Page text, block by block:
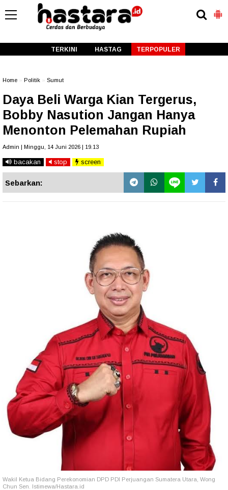
TERKINI HASTAG TERPOPULER
Home Politik Sumut
Daya Beli Warga Kian Tergerus,
Bobby Nasution Jangan Hanya
Menonton Pelemahan Rupiah
Admin | Minggu, 14 Juni 2026 | 19.13
bacakan stop screen
Sebarkan:
Wakil Ketua Bidang Perekonomian DPD PDI Perjuangan Sumatera Utara, Wong
Chun Sen. Istimewa/Hastara.id